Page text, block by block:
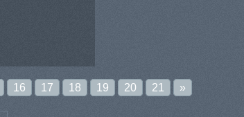
16 17 18 19 20 21 »